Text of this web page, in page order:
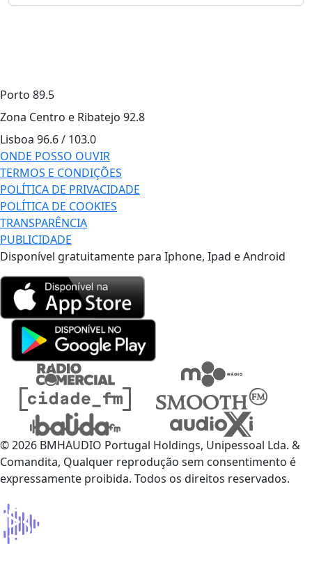
Porto 89.5
Zona Centro e Ribatejo 92.8
Lisboa 96.6 / 103.0
ONDE POSSO OUVIR
TERMOS E CONDIÇÕES
POLÍTICA DE PRIVACIDADE
POLÍTICA DE COOKIES
TRANSPARÊNCIA
PUBLICIDADE
Disponível gratuitamente para Iphone, Ipad e Android
© 2026 BMHAUDIO Portugal Holdings, Unipessoal Lda. &
Comandita, Qualquer reprodução sem consentimento é
expressamente proibida. Todos os direitos reservados.